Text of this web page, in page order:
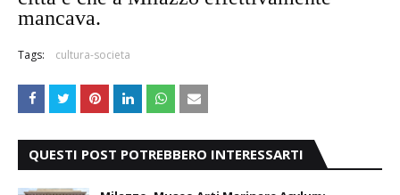
mancava.
Tags: cultura-societa
QUESTI POST POTREBBERO INTERESSARTI